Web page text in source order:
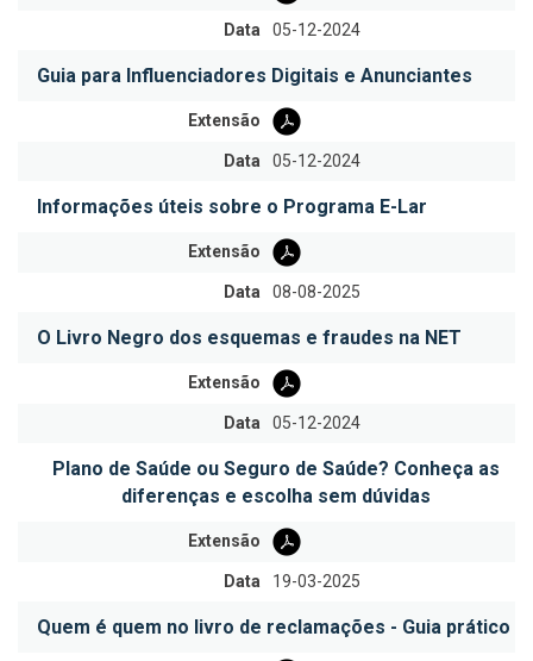
Data 05-12-2024
Guia para Influenciadores Digitais e Anunciantes
Extensão
Data 05-12-2024
Informações úteis sobre o Programa E-Lar
Extensão
Data 08-08-2025
O Livro Negro dos esquemas e fraudes na NET
Extensão
Data 05-12-2024
Plano de Saúde ou Seguro de Saúde? Conheça as
diferenças e escolha sem dúvidas
Extensão
Data 19-03-2025
Quem é quem no livro de reclamações - Guia prático